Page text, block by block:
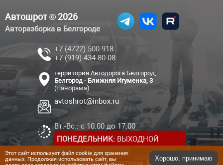
Автошрот © 2026
Авторазборка в Белгороде
+7 (4722) 500-918
+7 (919) 434-80-08
территория Автодорога Белгород,
Белгород - Ближняя Игуменка, 3
(Панорама)
avtoshrot@inbox.ru
Вт.-Вс.: с 10.00 до 17.00
ПОНЕДЕЛЬНИК: ВЫХОДНОЙ
Создан Digital-агентством: Genesis
Этот сайт использует файл cookie для хранения
данных. Продолжая использовать сайт, вы
Хорошо, принимаю